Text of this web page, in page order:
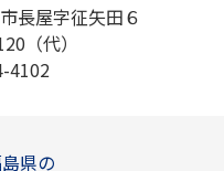
長屋字征矢田６
（代）
4102
県の